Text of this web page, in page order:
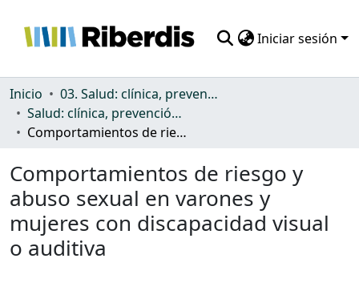
Iniciar sesión
Comunidades
Todo DSpace
Inicio
03. Salud: clínica, prevención, atención sanitaria y (re)habilitación
Salud: clínica, prevención, atención sanitaria y (re)habilitación
Comportamientos de riesgo y abuso sexual en varones y mujeres con discapacidad visual o auditiva
Comportamientos de riesgo y
abuso sexual en varones y
mujeres con discapacidad visual
o auditiva